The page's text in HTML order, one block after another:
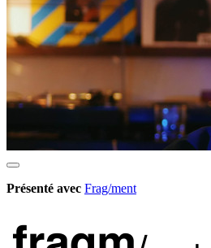
Présenté avec Frag/ment